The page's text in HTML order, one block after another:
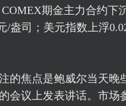
期金主力合约下
/盎司； 美元指数上浮
的焦点是鲍威尔当天晚
会议上发表讲话。市场